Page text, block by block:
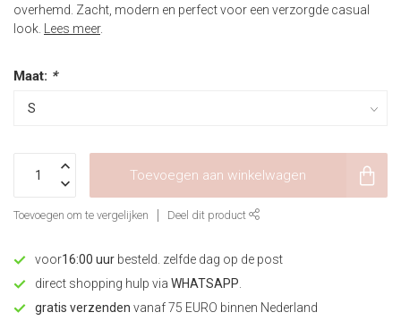
overhemd. Zacht, modern en perfect voor een verzorgde casual
look.
Lees meer.
Maat: *
Toevoegen aan winkelwagen
Toevoegen om te vergelijken Deel dit product
voor16:00 uur besteld. zelfde dag op de post
direct shopping hulp via WHATSAPP
gratis verzenden vanaf 75 EURO binnen Nederland